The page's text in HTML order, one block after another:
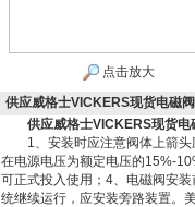
点击放大
供应威格士VICKERS现货电磁
供应威格士VICKERS现货电
1、安装时应注意阀体上箭头
在电源电压为额定电压的15%-
可正式投入使用；4、电磁阀安
统继续运行，应安装旁路装置。